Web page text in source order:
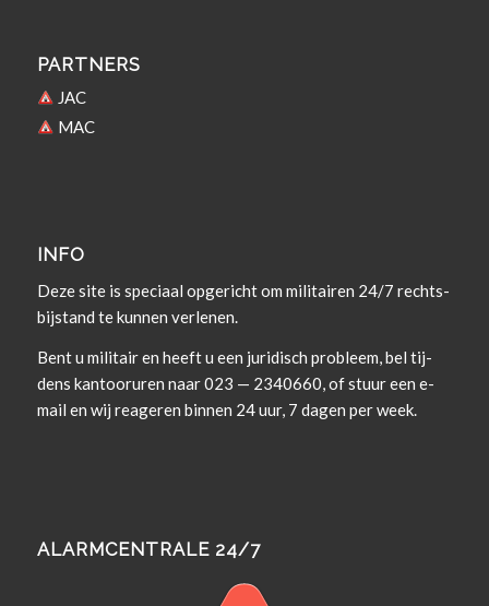
PARTNERS
JAC
MAC
INFO
Deze site is spe­ci­aal opgericht om militairen 24/7 rechts­
bi­j­s­tand te kun­nen verlenen.
Bent u militair en heeft u een juridisch prob­leem, bel tij­
dens kan­tooruren naar 023 — 2340660, of stuur een e-
mail en wij rea­geren bin­nen 24 uur, 7 dagen per week.
ALARMCENTRALE 24/7